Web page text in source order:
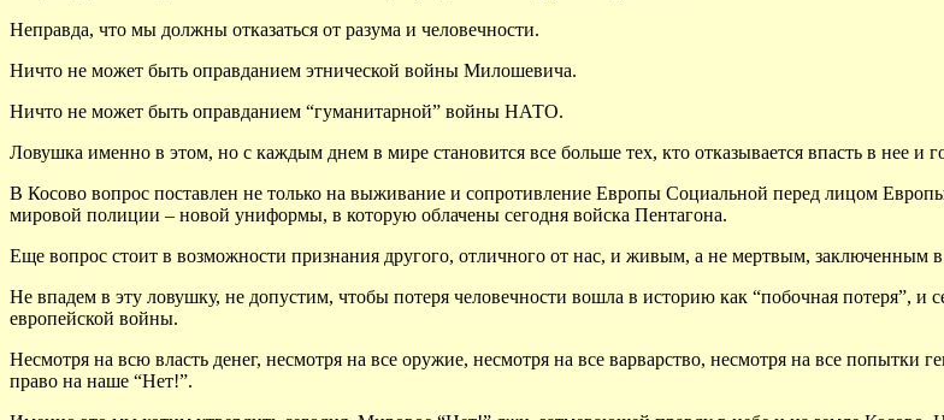
Неправда, что мы должны отказаться от разума и человечности.
Ничто не может быть оправданием этнической войны Милошевича.
Ничто не может быть оправданием “гуманитарной” войны НАТО.
Ловушка именно в этом, но с каждым днем в мире становится все больше тех, кто отказывается впасть в нее и
В Косово вопрос поставлен не только на выживание и сопротивление Европы Социальной перед лицом
мировой полиции – новой униформы, в которую облачены сегодня войска Пентагона.
Еще вопрос стоит в возможности признания другого, отличного от нас, и живым, а не мертвым,
Не впадем в эту ловушку, не допустим, чтобы потеря человечности вошла в историю как “побочная потеря”, и
европейской войны.
Несмотря на всю власть денег, несмотря на все оружие, несмотря на все варварство, несмотря на все
право на наше “Нет!”.